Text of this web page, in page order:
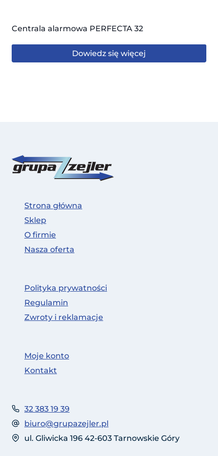
Centrala alarmowa PERFECTA 32
Dowiedz się więcej
Strona główna
Sklep
O firmie
Nasza oferta
Polityka prywatności
Regulamin
Zwroty i reklamacje
Moje konto
Kontakt
32 383 19 39
biuro@grupazejler.pl
ul. Gliwicka 196 42-603 Tarnowskie Góry